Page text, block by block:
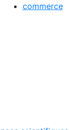
commerce